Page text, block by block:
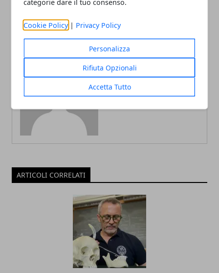
Cookie Policy | Privacy Policy
Personalizza
Rifiuta Opzionali
Accetta Tutto
vetta Uluru
Redazione
ARTICOLI CORRELATI